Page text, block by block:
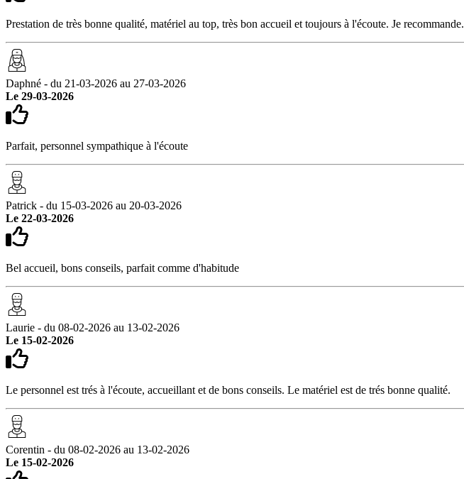
Prestation de très bonne qualité, matériel au top, très bon accueil et toujours à l'écoute. Je recommande.
Daphné - du 21-03-2026 au 27-03-2026
Le 29-03-2026
Parfait, personnel sympathique à l'écoute
Patrick - du 15-03-2026 au 20-03-2026
Le 22-03-2026
Bel accueil, bons conseils, parfait comme d'habitude
Laurie - du 08-02-2026 au 13-02-2026
Le 15-02-2026
Le personnel est trés à l'écoute, accueillant et de bons conseils. Le matériel est de trés bonne qualité.
Corentin - du 08-02-2026 au 13-02-2026
Le 15-02-2026